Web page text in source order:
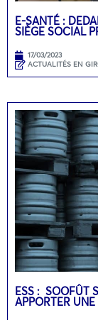
E-SANTÉ :
SIÈGE SOCIAL
17/03/2023
ACTUALITÉS EN
ESS : SOOFÛT
APPORTER